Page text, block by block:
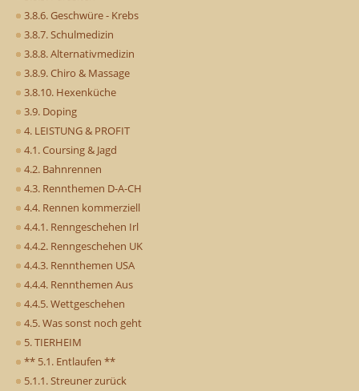
3.8.6. Geschwüre - Krebs
3.8.7. Schulmedizin
3.8.8. Alternativmedizin
3.8.9. Chiro & Massage
3.8.10. Hexenküche
3.9. Doping
4. LEISTUNG & PROFIT
4.1. Coursing & Jagd
4.2. Bahnrennen
4.3. Rennthemen D-A-CH
4.4. Rennen kommerziell
4.4.1. Renngeschehen Irl
4.4.2. Renngeschehen UK
4.4.3. Rennthemen USA
4.4.4. Rennthemen Aus
4.4.5. Wettgeschehen
4.5. Was sonst noch geht
5. TIERHEIM
** 5.1. Entlaufen **
5.1.1. Streuner zurück